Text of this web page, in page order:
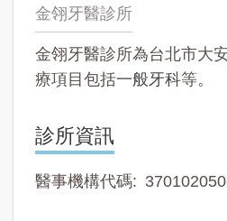
金翎牙醫診所
金翎牙醫診所為台北市大
療項目包括一般牙科等。
診所資訊
醫事機構代碼